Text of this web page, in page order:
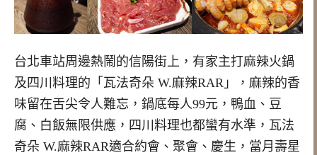
台北車站周邊熱鬧的信陽街上，有家主打麻辣火鍋
及四川料理的「瓦法奇朵 W.麻辣RAR」，麻辣的香
味留在舌尖令人難忘，鍋底每人99元，鴨血、豆
腐、白飯無限供應，四川料理也都蠻有水準，瓦法
奇朵 W.麻辣RAR適合約會、聚會、慶生，當月壽星